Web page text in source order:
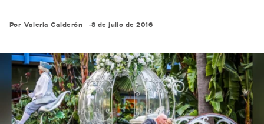
Por Valeria Calderón 8 de julio de 2016